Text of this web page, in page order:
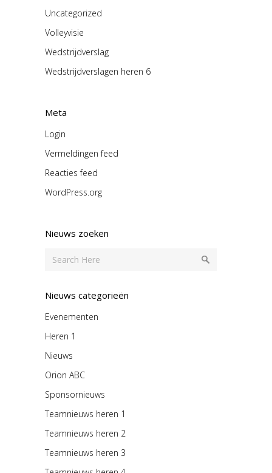
Uncategorized
Volleyvisie
Wedstrijdverslag
Wedstrijdverslagen heren 6
Meta
Login
Vermeldingen feed
Reacties feed
WordPress.org
Nieuws zoeken
Nieuws categorieën
Evenementen
Heren 1
Nieuws
Orion ABC
Sponsornieuws
Teamnieuws heren 1
Teamnieuws heren 2
Teamnieuws heren 3